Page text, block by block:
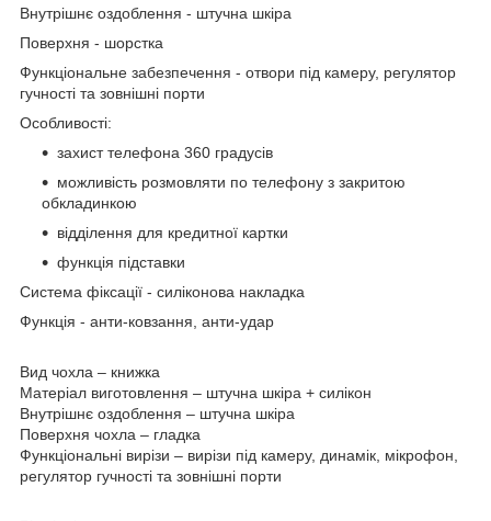
Внутрішнє оздоблення - штучна шкіра
Поверхня - шорстка
Функціональне забезпечення - отвори під камеру, регулятор
гучності та зовнішні порти
Особливості:
захист телефона 360 градусів
можливість розмовляти по телефону з закритою
обкладинкою
відділення для кредитної картки
функція підставки
Система фіксації - силіконова накладка
Функція - анти-ковзання, анти-удар
Вид чохла – книжка
Матеріал виготовлення – штучна шкіра + силікон
Внутрішнє оздоблення – штучна шкіра
Поверхня чохла – гладка
Функціональні вирізи – вирізи під камеру, динамік, мікрофон,
регулятор гучності та зовнішні порти